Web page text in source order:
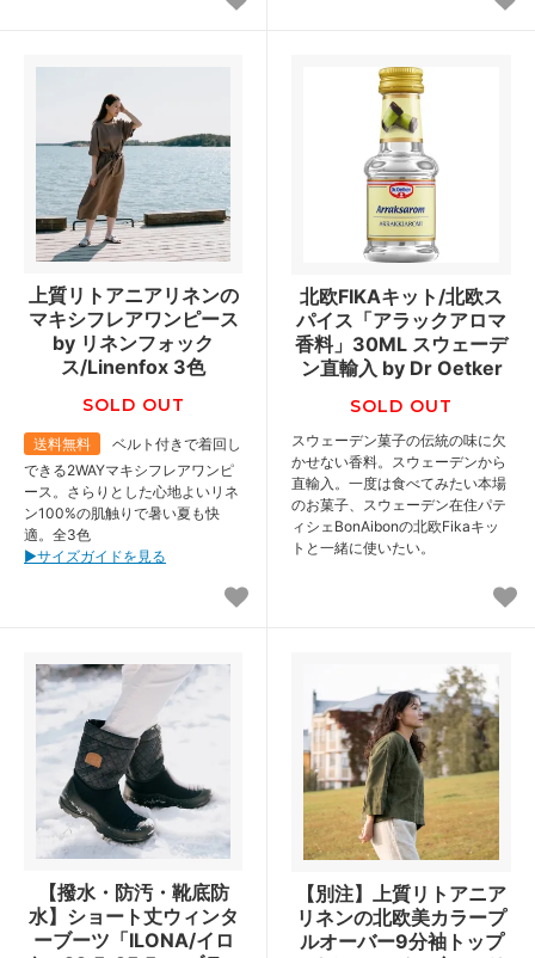
上質リトアニアリネンの
マキシフレアワンピース
by リネンフォック
ス/Linenfox 3色
SOLD OUT
送料無料
ベルト付きで着回し
できる2WAYマキシフレアワンピ
ース。さらりとした心地よいリネ
ン100%の肌触りで暑い夏も快
適。全3色
▶︎サイズガイドを見る
北欧FIKAキット/北欧ス
パイス「アラックアロマ
香料」30ML スウェーデ
ン直輸入 by Dr Oetker
SOLD OUT
スウェーデン菓子の伝統の味に欠
かせない香料。スウェーデンから
直輸入。一度は食べてみたい本場
のお菓子、スウェーデン在住パテ
ィシェBonAibonの北欧Fikaキッ
トと一緒に使いたい。
【撥水・防汚・靴底防
水】ショート丈ウィンタ
ーブーツ「ILONA/イロ
【別注】上質リトアニア
リネンの北欧美カラープ
ルオーバー9分袖トップ